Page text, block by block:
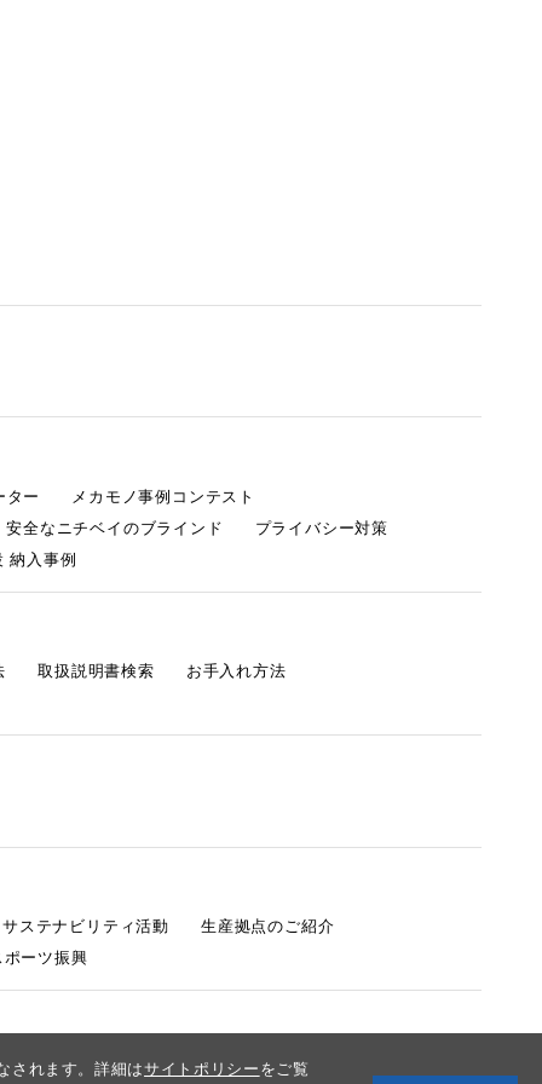
されます。詳細はサイトポリシー をご覧
ター
メカモノ事例コンテスト
安全なニチベイのブラインド
プライバシー対策
納入事例
取扱説明書検索
お手入れ方法
ステナビリティ活動
生産拠点のご紹介
ポーツ振興